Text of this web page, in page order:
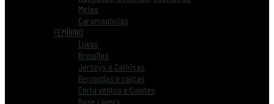
Meias
Caramanholas
FEMININO
Luvas
Bretelles
Jerseys e Camisas
Bermudas e calças
Corta ventos e Coletes
Base Layers